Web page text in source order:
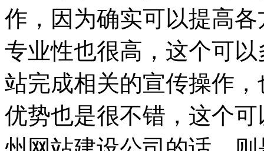
作，因为确实可以提高
专业性也很高，这个可
站完成相关的宣传操作
优势也是很不错，这个